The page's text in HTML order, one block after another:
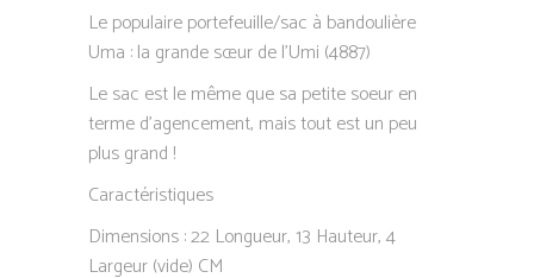
Le populaire portefeuille/sac à bandoulière
Uma : la grande sœur de l’Umi (4887)
Le sac est le même que sa petite soeur en
terme d’agencement, mais tout est un peu
plus grand !
Caractéristiques
Dimensions : 22 Longueur, 13 Hauteur, 4
Largeur (vide) CM